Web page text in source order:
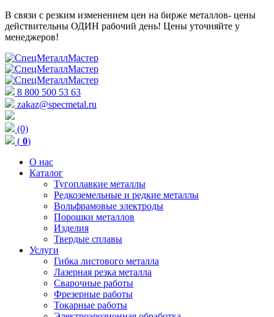
В связи с резким изменением цен на бирже металлов- цены
действительны ОДИН рабочий день! Цены уточняйте у
менеджеров!
8 800 500 53 63
zakaz@specmetal.ru
(0)
( 0)
О нас
Каталог
Тугоплавкие металлы
Редкоземельные и редкие металлы
Вольфрамовые электроды
Порошки металлов
Изделия
Твердые сплавы
Услуги
Гибка листового металла
Лазерная резка металла
Сварочные работы
Фрезерные работы
Токарные работы